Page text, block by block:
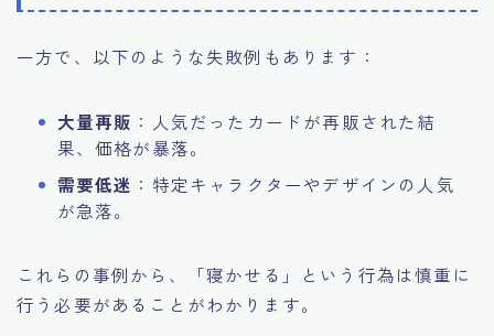
一方で、以下のような失敗例もあります：
大量再販 ：人気だったカードが再販された結
果、価格が暴落。
需要低迷 ：特定キャラクターやデザインの人気
が急落。
これらの事例から、「寝かせる」という行為は慎重に
行う必要があることがわかります。